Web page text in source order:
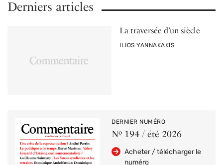
Derniers articles
La traversée d’un siècle
PAR
ILIOS YANNAKAKIS
DERNIER NUMÉRO
Nº 194 / été 2026
Acheter / télécharger le
numéro